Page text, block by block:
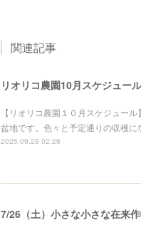
関連記事
リオリコ農園10月スケジュール
【リオリコ農園１０月スケジュー
盆地です。色々と予定通りの収穫
2025.09.29 02:26
7/26（土）小さな小さな在来